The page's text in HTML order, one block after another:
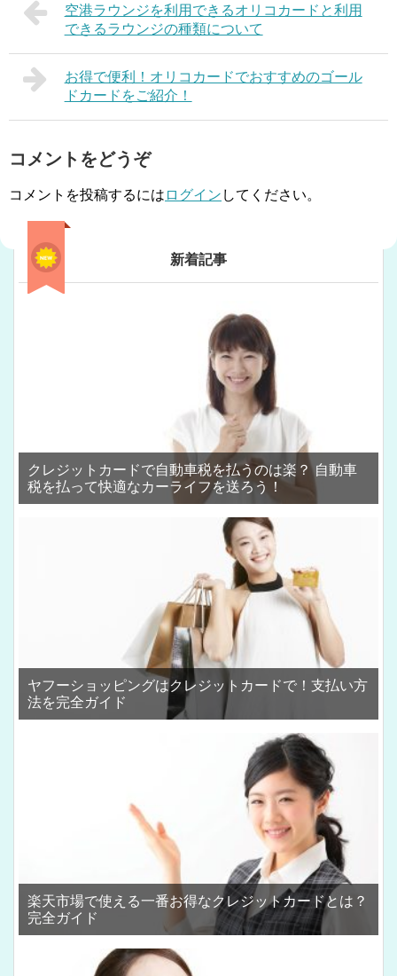
空港ラウンジを利用できるオリコカードと利用
できるラウンジの種類について
お得で便利！オリコカードでおすすめのゴール
ドカードをご紹介！
コメントをどうぞ
コメントを投稿するには ログイン してください。
新着記事
クレジットカードで自動車税を払うのは楽？ 自動車
税を払って快適なカーライフを送ろう！
ヤフーショッピングはクレジットカードで！支払い方
法を完全ガイド
楽天市場で使える一番お得なクレジットカードとは？
完全ガイド